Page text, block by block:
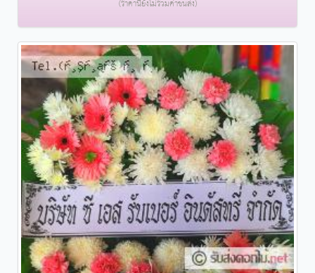
(ราคานี้ยังไม่รวมค่าขนส่ง)